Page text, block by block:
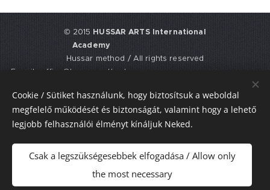
© 2015 HUSSAR ARTS International
Academy
Hussar method / All rights reserved
E-mail: office@hussarmethod.com
Flat 3, 9. Fisher Place, EH17 8UY,
Edinburgh, UNITED KINGDOM
Nyelvek
Magyar
American English
Cookie / Sütiket használunk, hogy biztosítsuk a weboldal
megfelelő működését és biztonságát, valamint hogy a lehető
legjobb felhasználói élményt kínáljuk Neked.
Csak a legszükségesebbek elfogadása / Allow only
the most necessary